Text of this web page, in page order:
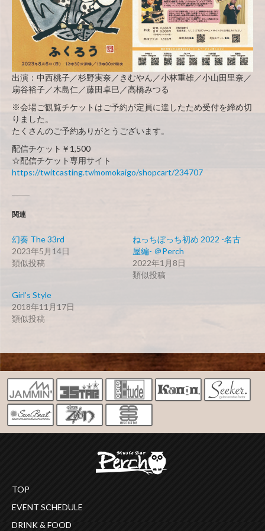
出演：中西桃子／杉野実奈／きむやん／小林重雄／小山田里奈／
扇谷裕子／木島仁／藤田卓巳／高橋みつる
※会場ご観覧チケットはご予約が定員に達したため受付を締め切
りました。
たくさんのご予約ありがとうございます。
配信チケット￥1,500
☆配信チケット専用サイト
https://twitcasting.tv/momokaigo/shopcart/234707
関連
幻奏 The 33rd
2023年5月14日
類似投稿
ねっちぼっち初め 2022 -名古
屋編- ＠Perch
2022年1月8日
類似投稿
Girl’s Style
2018年11月17日
類似投稿
TOP
EVENT SCHEDULE
DRINK & FOOD